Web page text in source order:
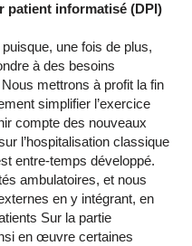
patient informatisé (DPI)
une fois de plus,
à des besoins
mettrons à profit la fin
simplifier l’exercice
compte des nouveaux
l’hospitalisation classique
entre-temps développé.
ambulatoires, et nous
en y intégrant, en
Sur la partie
en œuvre certaines